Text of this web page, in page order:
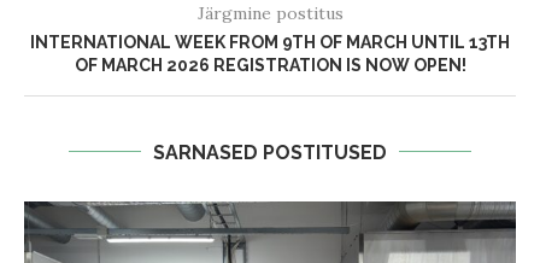
Järgmine postitus
INTERNATIONAL WEEK FROM 9TH OF MARCH UNTIL 13TH
OF MARCH 2026 REGISTRATION IS NOW OPEN!
SARNASED POSTITUSED